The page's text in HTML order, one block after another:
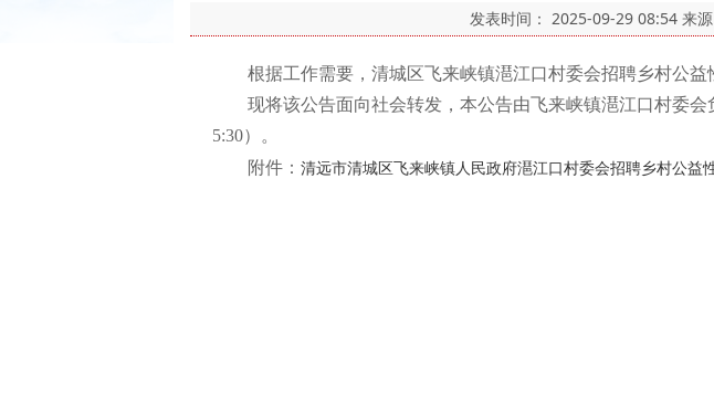
发表时间： 2025-09-29 08:54 来
根据工作需要，清城区飞来峡镇潖江口村委会招聘乡村公益
现将该公告面向社会转发，本公告由飞来峡镇潖江口村委会
5:30）。
附件： 清远市清城区飞来峡镇人民政府潖江口村委会招聘乡村公益